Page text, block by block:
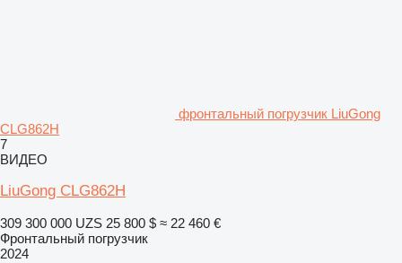
фронтальный погрузчик LiuGong
CLG862H
7
ВИДЕО
LiuGong CLG862H
309 300 000 UZS 25 800 $ ≈ 22 460 €
Фронтальный погрузчик
2024